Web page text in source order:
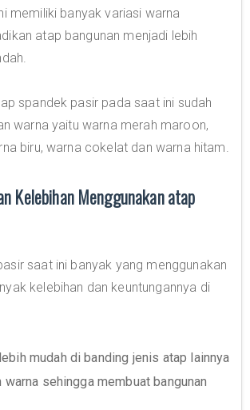
memiliki banyak variasi warna
atap bangunan menjadi lebih
spandek pasir pada saat ini sudah
warna yaitu warna merah maroon,
biru, warna cokelat dan warna hitam.
Kelebihan Menggunakan atap
saat ini banyak yang menggunakan
kelebihan dan keuntungannya di
mudah di banding jenis atap lainnya
warna sehingga membuat bangunan